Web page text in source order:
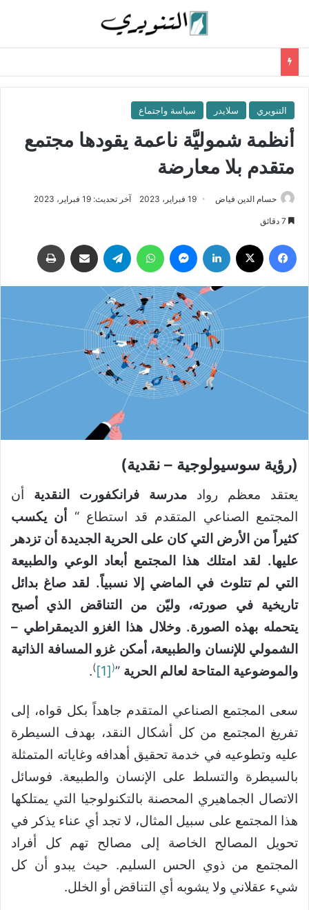
التنويري سلايدر سياسة واجتماع
أنظمة شموليَّة ناعمة يقودها مجتمع
متقدم بلا معارضة
حسام الدين فياض 19 فبراير، 2023 آخر تحديث: 19 فبراير، 2023
فيسبوك لينكدإن ماسنجر واتساب تيلقرام مشاركة عبر البريد
(رؤية سوسيولوجية – نقدية)
يعتقد معظم رواد مدرسة فرانكفورت النقدية أن
المجتمع الصناعي المتقدم قد استطاع “
أن يكسب
كثيراً من الأرض التي كان على الحرية الجديدة أن تزدهر
عليها. لقد امتلك هذا المجتمع أبعاد الوعي والطبيعة
التي لم تتلوث في الماضي إلا نسبياً. لقد صاغ بدائل
تاريخية في صورته، وليّن من التناقض الذي أصبح
يتحمله بهذه الصورة. وخلال هذا الغزو الديمقراطي –
الشمولي للإنسان والطبيعة، أمكن غزو المسافة الذاتية
والموضوعية المتاحة لعالم الحرية ”
(
[1]
)
.
سعى المجتمع الصناعي المتقدم جاهداً بكل قواه، إلى
تفريغ المجتمع من كل أشكال النقد، بهدف السيطرة
عليه وتطوعيه في خدمة تحقيق أهدافه وغاياته المتمثلة
بالسيطرة والتسلط على الإنسان والطبيعة. فوسائل
الاتصال الجماهيري المحصنة بالتكنولوجيا التي يمتلكها
هذا المجتمع على سبيل المثال، لا تجد أي عناء يذكر في
تحويل المصالح الخاصة إلى مصالح تهم كل أفراد
المجتمع من ذوي الحس السليم. حيث يبدو أن كل
شيء عقلاني ولا يشوبه أي التناقض أو الخلل.